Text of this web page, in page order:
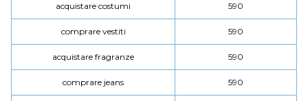
acquistare costumi 590
comprare vestiti 590
acquistare fragranze 590
comprare jeans 590